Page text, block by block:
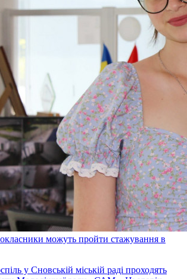
можуть пройти стажування в
у Сновській міській раді проходять